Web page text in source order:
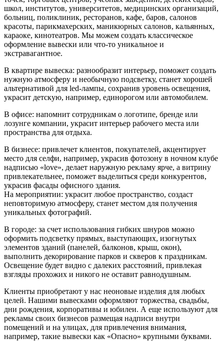
школ, институтов, университетов, медицинских организаций,
больниц, поликлиник, ресторанов, кафе, баров, салонов
красоты, парикмахерских, маникюрных салонов, кальянных,
караоке, кинотеатров. Мы можем создать классическое
оформление вывески или что-то уникальное и
экстравагантное.
В квартире вывеска: разнообразит интерьер, поможет создать
нужную атмосферу и необычную подсветку, станет хорошей
альтернативой для led-лампы, сохранив уровень освещения,
украсит детскую, например, единорогом или автомобилем.
В офисе: напомнит сотрудникам о логотипе, бренде или
лозунге компании, украсит интерьер рабочего места или
пространства для отдыха.
В бизнесе: привлечет клиентов, покупателей, акцентирует
место для селфи, например, украсив фотозону в ночном клубе
надписью «love», делает наружную рекламу ярче, а витрину
привлекательнее, поможет выделиться среди конкурентов,
украсив фасады офисного здания.
На мероприятии: украсит любое пространство, создаст
неповторимую атмосферу, станет местом для получения
уникальных фотографий.
В городе: за счет использования гибких шнуров можно
оформить подсветку прямых, выступающих, изогнутых
элементов зданий (панелей, балконов, крыш, окон),
выполнить декорирование парков и скверов к праздникам.
Освещение будет видно с далеких расстояний, привлекая
взгляды прохожих и никого не оставит равнодушным.
Клиенты приобретают у нас неоновые изделия для любых
целей. Нашими вывесками оформляют торжества, свадьбы,
дни рождения, корпоративы и юбилеи. А еще используют для
рекламы своих бизнесов размещая надписи внутри
помещений и на улицах, для привлечения внимания,
например, такие вывески как «Опасно» крупными буквами.